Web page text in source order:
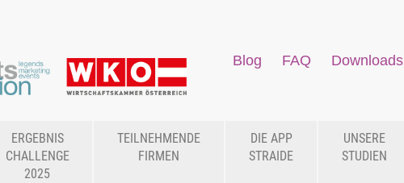
Blog FAQ Downloads
ERGEBNIS
CHALLENGE
2025
TEILNEHMENDE
FIRMEN
DIE APP
STRAIDE
UNSERE
STUDIEN